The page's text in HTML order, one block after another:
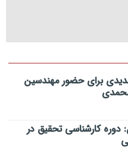
برای حضور مهندسین
دوره کارشناسی تحقیق در